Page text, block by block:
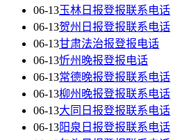
06-13玉林日报登报联系电话
06-13贺州日报登报联系电话
06-13甘肃法治报登报电话
06-13忻州晚报登报电话
06-13常德晚报登报联系电话
06-13柳州晚报登报联系电话
06-13大同日报登报联系电话
06-13阳泉日报登报联系电话